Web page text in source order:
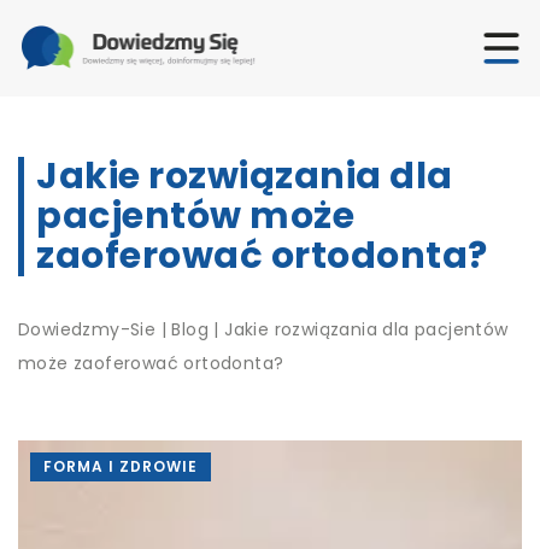
Jakie rozwiązania dla
pacjentów może
zaoferować ortodonta?
Dowiedzmy-Sie |Blog | Jakie rozwiązania dla pacjentów
może zaoferować ortodonta?
FORMA I ZDROWIE